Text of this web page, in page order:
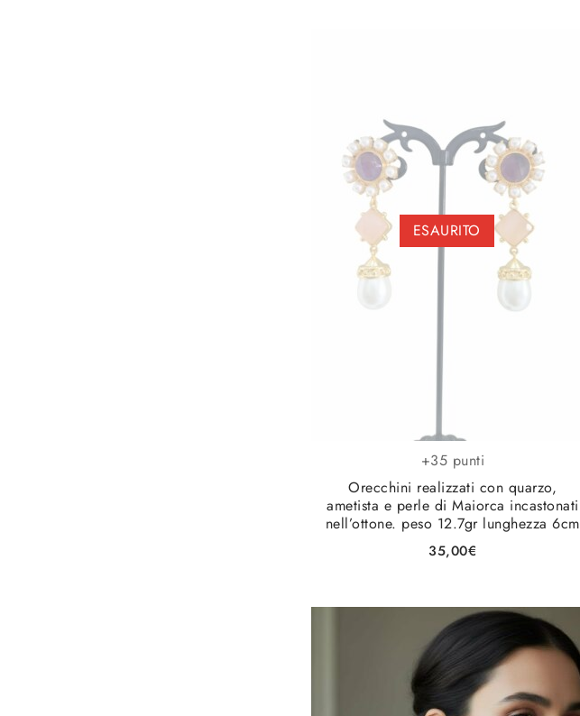
ESAURITO
+35 punti
Orecchini realizzati con quarzo,
ametista e perle di Maiorca incastonati
nell’ottone. peso 12.7gr lunghezza 6cm
35,00€
Aggiungi alla lista